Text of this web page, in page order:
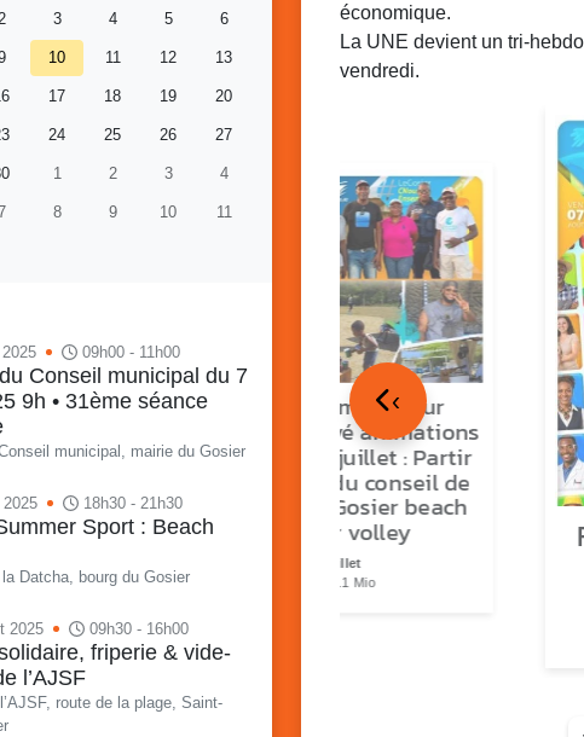
2 3 4 5 6
10 11 12 13
17 18 19 20
24 25 26 27
1 2 3 4
8 9 10 11
09h00 - 11h00
Conseil municipal du 7
9h • 31ème séance
municipal, mairie du Gosier
18h30 - 21h30
Sport : Beach
Datcha, bourg du Gosier
2025 09h30 - 16h00
friperie & vide-
l’AJSF
l’AJSF, route de la plage, Saint-
économique.
La UNE devient un tri-
vendredi.
Retour en images sur
Vakans O Gozyé animations
du samedi 18 juillet : Partir
en livre, fête du conseil de
quartier n°3, Gosier beach
summer volley
23 juillet
PDF - 5.1 Mio
‹